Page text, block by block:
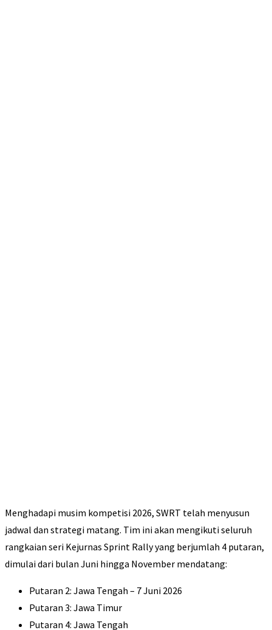
Menghadapi musim kompetisi 2026, SWRT telah menyusun
jadwal dan strategi matang. Tim ini akan mengikuti seluruh
rangkaian seri Kejurnas Sprint Rally yang berjumlah 4 putaran,
dimulai dari bulan Juni hingga November mendatang:
Putaran 2: Jawa Tengah – 7 Juni 2026
​Putaran 3: Jawa Timur
Putaran 4: Jawa Tengah